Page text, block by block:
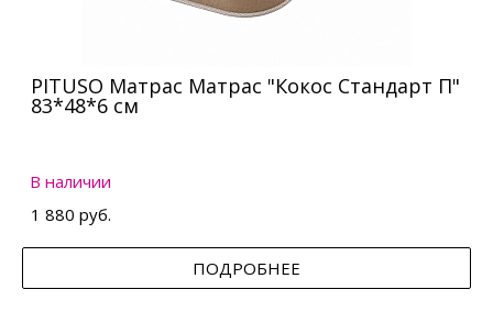
PITUSO Матрас Матрас "Кокос Стандарт П"
83*48*6 см
В наличии
1 880 руб.
ПОДРОБНЕЕ